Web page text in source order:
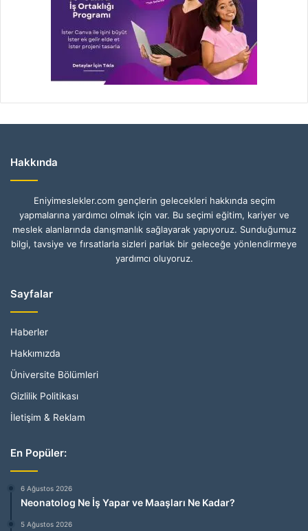
Hakkında
Eniyimeslekler.com gençlerin gelecekleri hakkında seçim
yapmalarına yardımcı olmak için var. Bu seçimi eğitim, kariyer ve
meslek alanlarında danışmanlık sağlayarak yapıyoruz. Sunduğumuz
bilgi, tavsiye ve fırsatlarla sizleri parlak bir geleceğe yönlendirmeye
yardımcı oluyoruz.
Sayfalar
Haberler
Hakkımızda
Üniversite Bölümleri
Gizlilik Politikası
İletişim & Reklam
En Popüler:
6 Ağustos 2026
Neonatolog Ne İş Yapar ve Maaşları Ne Kadar?
5 Ağustos 2026